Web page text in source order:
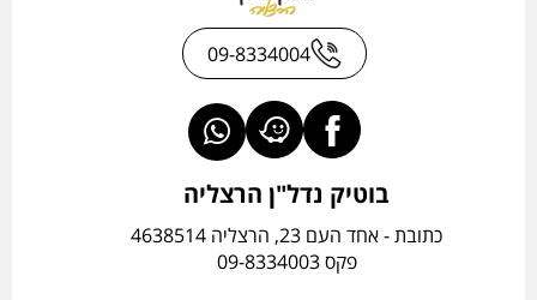
09-8334004
בוטיק נדל"ן הרצליה
כתובת - אחד העם 23, הרצליה 4638514
פקס 09-8334003